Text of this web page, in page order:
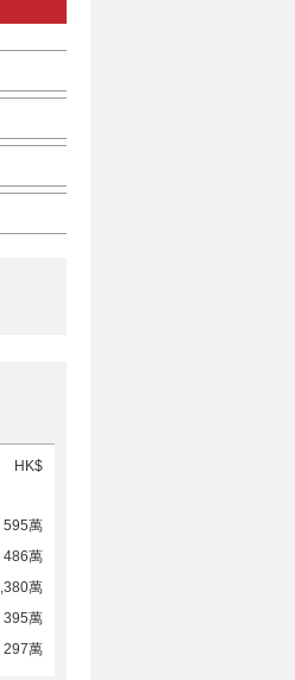
HK$
595萬
486萬
萬
395萬
297萬